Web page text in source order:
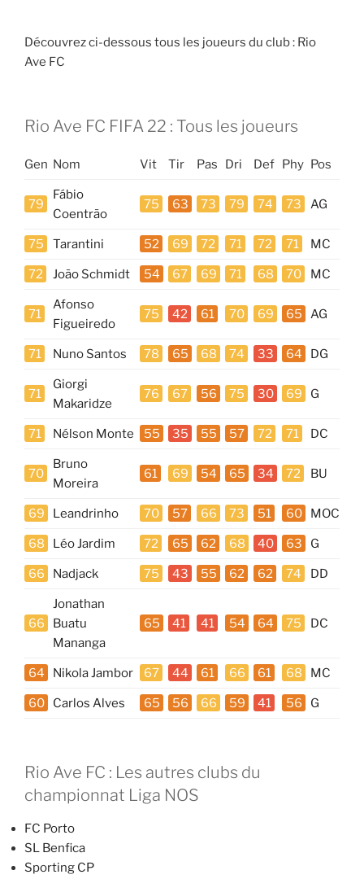
Découvrez ci-dessous tous les joueurs du club : Rio
Ave FC
Rio Ave FC FIFA 22 : Tous les joueurs
Gen Nom Vit Tir Pas Dri Def Phy Pos
79
Fábio
Coentrão
75 63 73 79 74 73 AG
75 Tarantini 52 69 72 71 72 71 MC
72 João Schmidt 54 67 69 71 68 70 MC
71
Afonso
Figueiredo
75 42 61 70 69 65 AG
71 Nuno Santos 78 65 68 74 33 64 DG
71
Giorgi
Makaridze
76 67 56 75 30 69 G
71 Nélson Monte 55 35 55 57 72 71 DC
70
Bruno
Moreira
61 69 54 65 34 72 BU
69 Leandrinho 70 57 66 73 51 60 MOC
68 Léo Jardim 72 65 62 68 40 63 G
66 Nadjack 75 43 55 62 62 74 DD
66
Jonathan
Buatu
Mananga
65 41 41 54 64 75 DC
64 Nikola Jambor 67 44 61 66 61 68 MC
60 Carlos Alves 65 56 66 59 41 56 G
Rio Ave FC : Les autres clubs du
championnat Liga NOS
FC Porto
SL Benfica
Sporting CP